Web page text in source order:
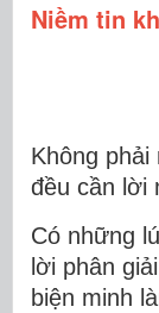
Niềm tin
Không phải
đều cần lời
Có những
lời phân
biện minh